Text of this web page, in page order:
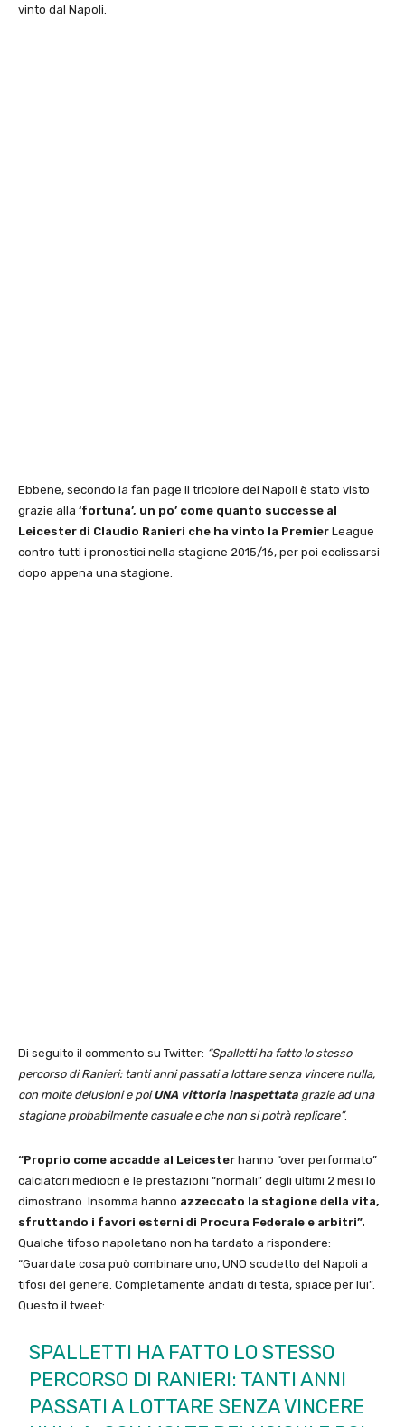
vinto dal Napoli.
Ebbene, secondo la fan page il tricolore del Napoli è stato visto
grazie alla ‘fortuna’, un po’ come quanto successe al
Leicester di Claudio Ranieri che ha vinto la Premier League
contro tutti i pronostici nella stagione 2015/16, per poi ecclissarsi
dopo appena una stagione.
Di seguito il commento su Twitter: “Spalletti ha fatto lo stesso
percorso di Ranieri: tanti anni passati a lottare senza vincere nulla,
con molte delusioni e poiUNA vittoria inaspettata grazie ad una
stagione probabilmente casuale e che non si potrà replicare”.
“Proprio come accadde al Leicester hanno “over performato”
calciatori mediocri e le prestazioni “normali” degli ultimi 2 mesi lo
dimostrano. Insomma hanno azzeccato la stagione della vita,
sfruttando i favori esterni di Procura Federale e arbitri”.
Qualche tifoso napoletano non ha tardato a rispondere:
“Guardate cosa può combinare uno, UNO scudetto del Napoli a
tifosi del genere. Completamente andati di testa, spiace per lui”.
Questo il tweet:
SPALLETTI HA FATTO LO STESSO
PERCORSO DI RANIERI: TANTI ANNI
PASSATI A LOTTARE SENZA VINCERE